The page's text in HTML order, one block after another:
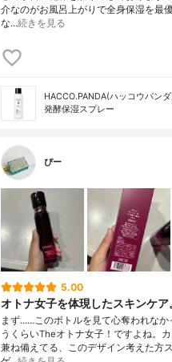
介なのがお風呂上がりで全身保湿を最
な…続きを見る
HACCO.PANDA(ハッコウパン
発酵保湿スプレー
ぴー
5.00
オトナ女子を体現したスキンケア
まず……このボトルを見て心奪われなか
うくらいTheオトナ女子！ですよね。
兼ね備えてる、このデザイン考えた方